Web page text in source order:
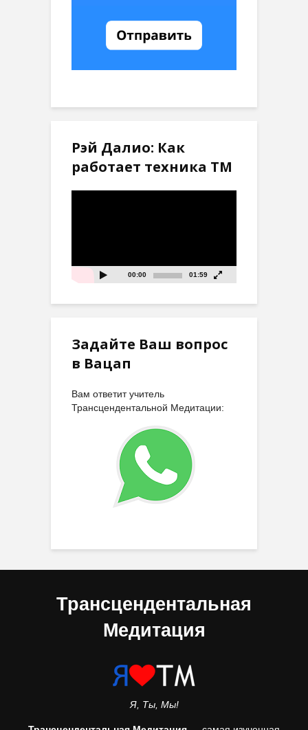
Рэй Далио: Как
работает техника ТМ
00:00 01:59
Задайте Ваш вопрос
в Вацап
Вам ответит учитель
Трансцендентальной Медитации:
Трансцендентальная
Медитация
Я, Ты, Мы!